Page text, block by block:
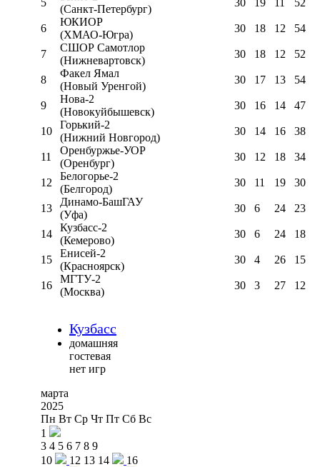
(Санкт-Петербург)
6
ЮКИОР
(ХМАО-Югра)
30 18 12 54
7
СШОР Самотлор
(Нижневартовск)
30 18 12 52
8
Факел Ямал
(Новый Уренгой)
30 17 13 54
9
Нова-2
(Новокуйбышевск)
30 16 14 47
10
Горький-2
(Нижний Новгород)
30 14 16 38
11
Оренбуржье-УОР
(Оренбург)
30 12 18 34
12
Белогорье-2
(Белгород)
30 11 19 30
13
Динамо-БашГАУ
(Уфа)
30 6 24 23
14
Кузбасс-2
(Кемерово)
30 6 24 18
15
Енисей-2
(Красноярск)
30 4 26 15
16
МГТУ-2
(Москва)
30 3 27 12
Кузбасс
домашняя
гостевая
нет игр
марта
2025
Пн Вт Ср Чт Пт Сб Вс
1
3 4 5 6 7 8 9
10
12 13 14
16